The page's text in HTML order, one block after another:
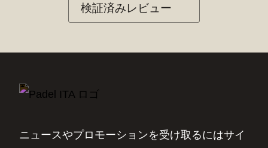
検証済みレビュー
ニュースやプロモーションを受け取るにはサイ